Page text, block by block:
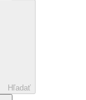
Hľadať